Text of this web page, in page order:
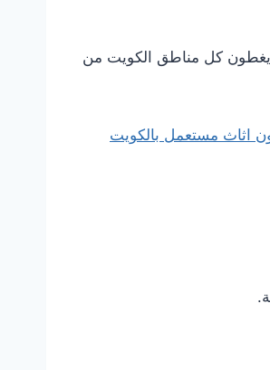
يغطون كل مناطق الكويت من
اثاث مستعمل بالكويت